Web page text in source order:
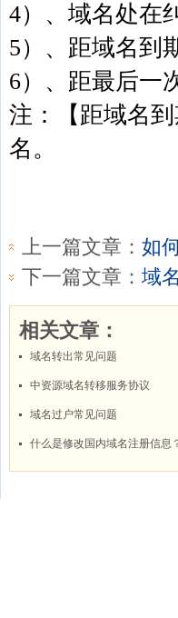
4）、域名处在
5）、距域名到
6）、距最后一
注：【距域名
名。
上一篇文章： 如
下一篇文章： 域
相关文章：
域名转出常见问题
中资源域名转移服务协议
域名过户常见问题
什么是修改国内域名注册信息